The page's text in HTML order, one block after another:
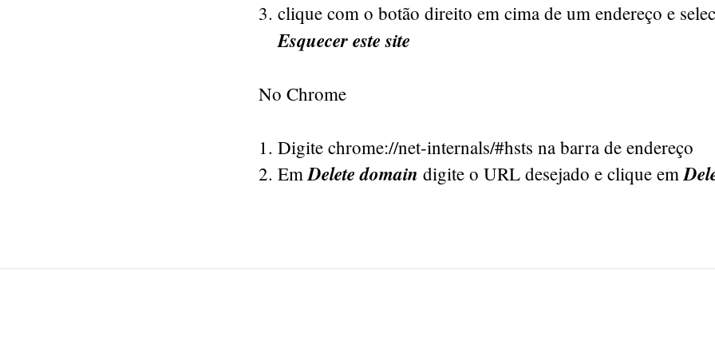
clique com o botão direito em cima de um endereço e
Esquecer este site
No Chrome
Digite chrome://net-internals/#hsts na barra de endereço
EmDelete domain digite o URL desejado e clique em